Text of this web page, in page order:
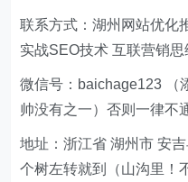
联系方式：湖州网站优化
实战SEO技术 互联营销思
微信号：baichage123 （
帅没有之一）否则一律不
地址：浙江省 湖州市 安
个树左转就到（山沟里！